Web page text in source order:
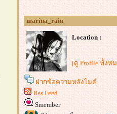
marina_rain
Location :
[ดู Profile ทั้งห
ฝากข้อความหลังไมค์
Rss Feed
Smember